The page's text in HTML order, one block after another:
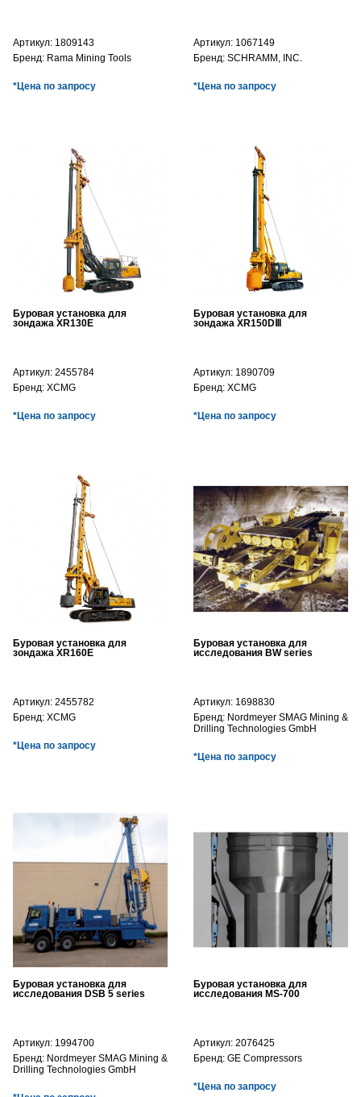
Артикул: 1809143
Бренд: Rama Mining Tools
*Цена по запросу
Артикул: 1067149
Бренд: SCHRAMM, INC.
*Цена по запросу
Буровая установка для
зондажа XR130E
Артикул: 2455784
Бренд: XCMG
*Цена по запросу
Буровая установка для
зондажа XR150DⅢ
Артикул: 1890709
Бренд: XCMG
*Цена по запросу
Буровая установка для
зондажа XR160E
Артикул: 2455782
Бренд: XCMG
*Цена по запросу
Буровая установка для
исследования BW series
Артикул: 1698830
Бренд: Nordmeyer SMAG Mining &
Drilling Technologies GmbH
*Цена по запросу
Буровая установка для
исследования DSB 5 series
Артикул: 1994700
Бренд: Nordmeyer SMAG Mining &
Drilling Technologies GmbH
Буровая установка для
исследования MS-700
Артикул: 2076425
Бренд: GE Compressors
*Цена по запросу